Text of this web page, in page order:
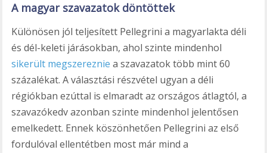
A magyar szavazatok döntöttek
Különösen jól teljesített Pellegrini a magyarlakta déli
és dél-keleti járásokban, ahol szinte mindenhol
sikerült megszereznie a szavazatok több mint 60
százalékat. A választási részvétel ugyan a déli
régiókban ezúttal is elmaradt az országos átlagtól, a
szavazókedv azonban szinte mindenhol jelentősen
emelkedett. Ennek köszönhetően Pellegrini az első
fordulóval ellentétben most már mind a